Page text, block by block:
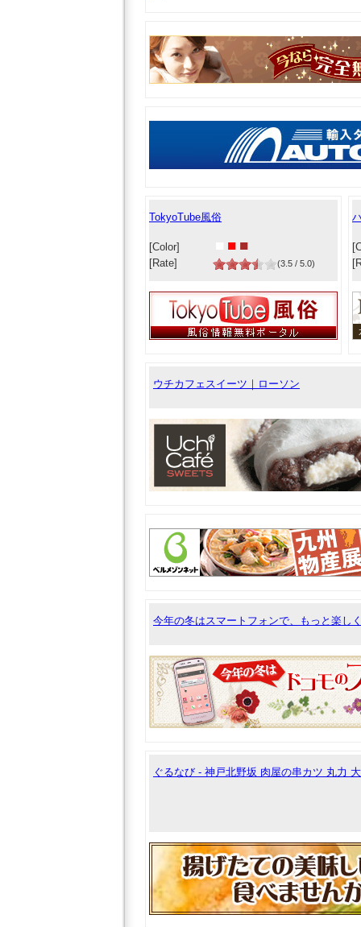
TokyoTube風俗
[Color] ■ ■
[Rate] (3.5 / 5.0)
ウチカフェスイーツ｜ローソン
今年の冬はスマートフォンで、もっと楽し
ぐるなび - 神戸北野坂 肉屋の串カツ 丸力